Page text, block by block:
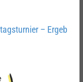
– Ergeb